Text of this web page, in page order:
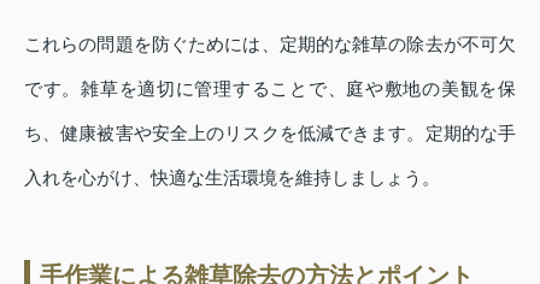
これらの問題を防ぐためには、定期的な雑草の除去が不可欠
です。雑草を適切に管理することで、庭や敷地の美観を保
ち、健康被害や安全上のリスクを低減できます。定期的な手
入れを心がけ、快適な生活環境を維持しましょう。
手作業による雑草除去の方法とポイント